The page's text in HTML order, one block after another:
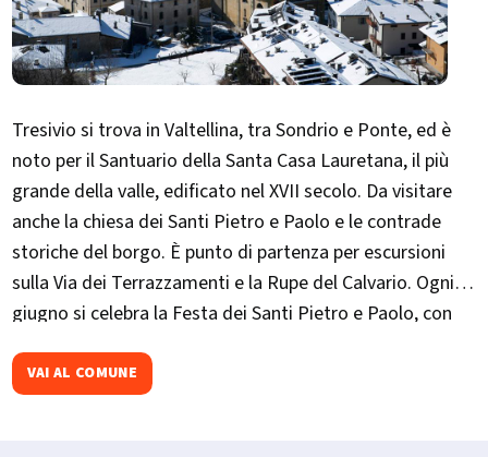
Tresivio si trova in Valtellina, tra Sondrio e Ponte, ed è
noto per il Santuario della Santa Casa Lauretana, il più
grande della valle, edificato nel XVII secolo. Da visitare
anche la chiesa dei Santi Pietro e Paolo e le contrade
storiche del borgo. È punto di partenza per escursioni
sulla Via dei Terrazzamenti e la Rupe del Calvario. Ogni
giugno si celebra la Festa dei Santi Pietro e Paolo, con
VAI AL COMUNE